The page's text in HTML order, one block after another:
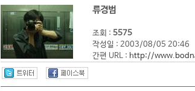
류경범
조회 : 5575
작성일 : 2003/08/05 20:46
간편 URL : http://